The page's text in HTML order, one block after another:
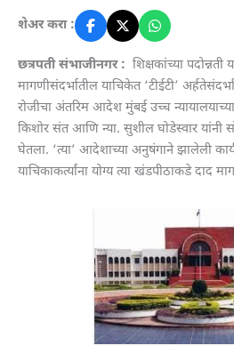
शेअर करा :
छत्रपती संभाजीनगर : शिक्षकांच्या पदोन्नती
मागणीसंदर्भातील याचिकेत ‘टीईटी’
रोजीचा अंतरिम आदेश मुंबई उच्च
किशोर संत आणि न्या. सुशील घोडेस्वार यांनी
घेतला. ‘त्या’ आदेशाच्या अनुषंगाने झालेली
याचिकाकर्त्यांना योग्य त्या खंडपीठाकडे दाद